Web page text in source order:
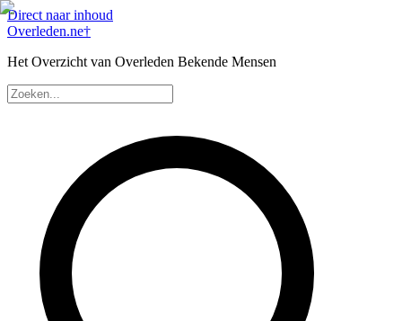
Direct naar inhoud
Overleden.ne†
Het Overzicht van Overleden Bekende Mensen